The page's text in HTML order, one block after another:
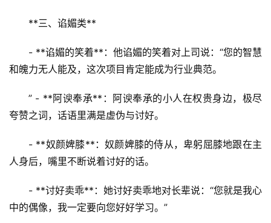
**三、谄媚类**
- **谄媚的笑着**：他谄媚的笑着对上司说：“您的智慧
和魄力无人能及，这次项目肯定能成为行业典范。
” - **阿谀奉承**：阿谀奉承的小人在权贵身边，极尽
夸赞之词，话语里满是虚伪与讨好。
- **奴颜婢膝**：奴颜婢膝的侍从，卑躬屈膝地跟在主
人身后，嘴里不断说着讨好的话。
- **讨好卖乖**：她讨好卖乖地对长辈说：“您就是我心
中的偶像，我一定要向您好好学习。”